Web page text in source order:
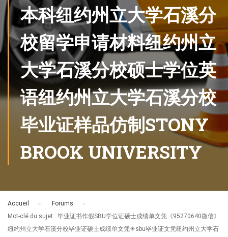
本科纽约州立大学石溪分
校留学申请材料纽约州立
大学石溪分校硕士学位英
语纽约州立大学石溪分校
毕业证样品仿制STONY
BROOK UNIVERSITY
Accueil Forums
Mot-clé du sujet : 毕业证书作假SBU学位证硕士成绩单文凭《95270640微信》
纽约州立大学石溪分校毕业证硕士成绩单文凭☀sbu毕业证文凭纽约州立大学石